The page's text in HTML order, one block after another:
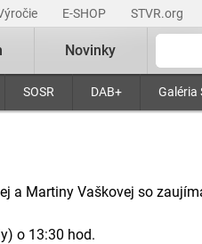
E-SHOP STVR.org
SOSR DAB+ Galéria
Novinky
a Martiny Vaškovej so
o 13:30 hod.